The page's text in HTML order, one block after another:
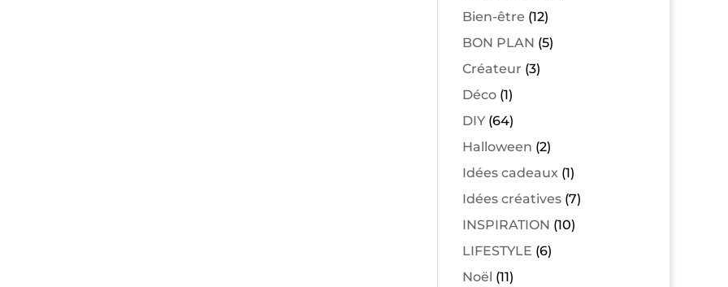
Bien-être (12)
BON PLAN (5)
Créateur (3)
Déco(1)
DIY(64)
Halloween (2)
Idées cadeaux(1)
Idées créatives(7)
INSPIRATION (10)
LIFESTYLE (6)
Noël (11)